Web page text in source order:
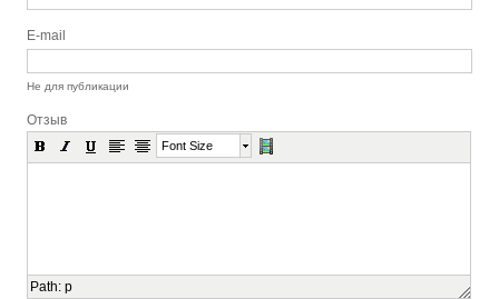
E-mail
Не для публикации
Отзыв
Font Size
Path:p